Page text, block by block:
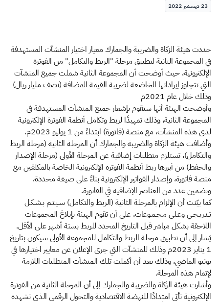
23 ديسمبر 2022
حددت هيئة الزكاة والضريبة والجمارك معيار اختيار المنشآت المستهدفة
في المجموعة الثانية لتطبيق مرحلة "الربط والتكامل" من الفوترة
الإلكترونية، حيث أوضحت أن المجموعة الثانية شملت جميع المنشآت
التي تتجاوز إيراداتها الخاضعة لضريبة القيمة المضافة (نصف مليار ريال)
وذلك خلال عام 2021م
وأوضحت الهيئة أنها ستقوم بإشعار جميع المنشآت المستهدفة في
المجموعة الثانية، وذلك تمهيدًا لربط وتكامل أنظمة الفوترة الإلكترونية
لدى هذه المنشآت، مع منصة (فاتورة) ابتداءً من 1 يوليو 2023م.
وأضافت هيئة الزكاة والضريبة والجمارك أن المرحلة الثانية (مرحلة الربط
والتكامل)، تستلزم متطلبات إضافية عن المرحلة الأولى (مرحلة الإصدار
والحفظ) من أبرزها ربط أنظمة الفوترة الإلكترونية الخاصة بالمكلفين مع
منصة فاتورة، وإصدار الفواتير الإلكترونية بناءً على صيغة محددة،
وتضمين عدد من العناصر الإضافية في الفاتورة.
كما بيّنت أن الإلزام بالمرحلة الثانية (الربط والتكامل) سـيـتـم بـشـكـل
تـدريـجـي وعـلى مـجـمـوعات، على أن تقوم الهيئة بإبلاغ المجموعات
اللاحقة بشكل مباشر قبل التاريخ المحدد للربط بستة أشهر على الأقل.
يُشار إلى أن تطبيق مرحلة الربط والتكامل للمجموعة الأولى سيكون بتاريخ
1 يناير 2023م وذلك للمنشآت التي جرى الإعلان عن معايير اختيارها في
يونيو الماضي، وذلك بعد أن أكملت تلك المنشآت المتطلبات اللازمة
لإتمام هذه المرحلة.
وأشارت هيئة الزكاة والضريبة والجمارك إلى أن المرحلة الثانية من الفوترة
الإلكترونية تأتي امتدادًا للنهضة الاقتصادية والتحول الرقمي الذي تشهده